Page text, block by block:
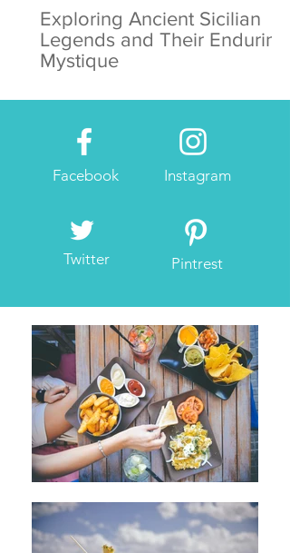
Exploring Ancient Sicilian
Legends and Their Enduring
Mystique
Facebook Instagram
Pintrest
Twitter